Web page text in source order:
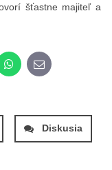
šťastne majiteľ a
WhatsApp
E-mail
Diskusia